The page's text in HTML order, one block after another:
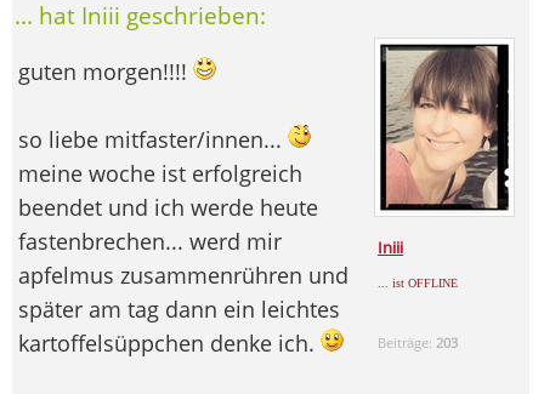
... hat Iniii geschrieben:
Iniii
... ist OFFLINE
Beiträge: 203
guten morgen!!!!
so liebe mitfaster/innen...
meine woche ist erfolgreich
beendet und ich werde heute
fastenbrechen... werd mir
apfelmus zusammenrühren und
später am tag dann ein leichtes
kartoffelsüppchen denke ich.